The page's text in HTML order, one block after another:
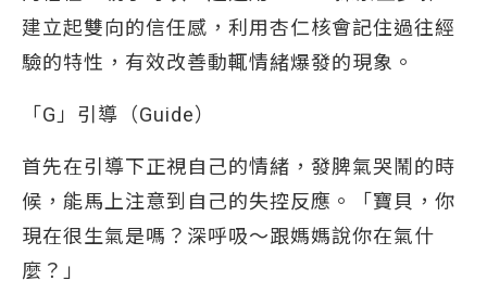
建立起雙向的信任感，利用杏仁核會記住過往經
驗的特性，有效改善動輒情緒爆發的現象。
「G」引導（Guide）
首先在引導下正視自己的情緒，發脾氣哭鬧的時
候，能馬上注意到自己的失控反應。「寶貝，你
現在很生氣是嗎？深呼吸～跟媽媽說你在氣什
麼？」